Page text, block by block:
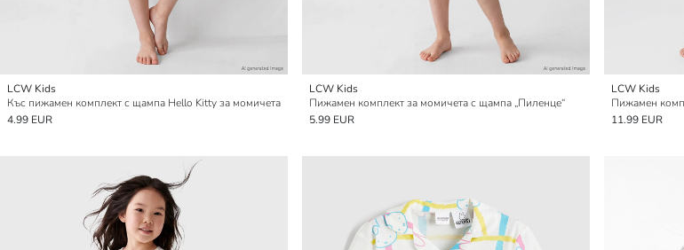
LCW Kids
Къс пижамен комплект с щампа Hello Kitty за момичета
4.99 EUR
LCW Kids
Пижамен комплект за момичета с щампа „Пиленце“
5.99 EUR
LCW Kids
Пижамен
11.99 EUR